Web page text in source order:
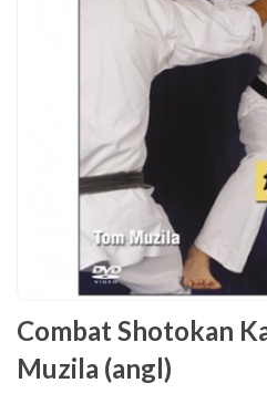
Cible de frappe
Condition physique
Accessoires
Tatamis
Décoration
Voir plus
Combat Shotokan
Muzila (angl)